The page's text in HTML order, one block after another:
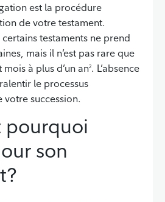
est la procédure
de votre testament.
testaments ne prend
mais il n’est pas rare que
à plus d’un an2. L’absence
le processus
votre succession.
pourquoi
son